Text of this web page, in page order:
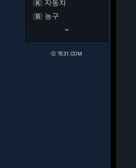
K 자동차
B 농구
keyboard_arrow_down
ⓒ TE31.COM